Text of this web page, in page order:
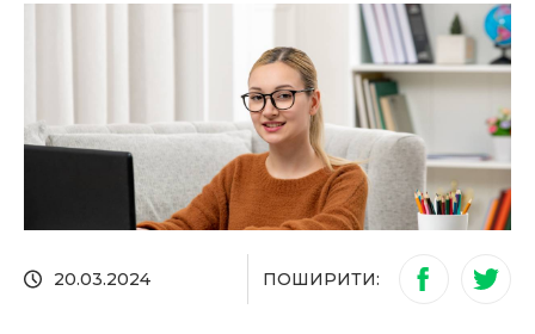
20.03.2024 ПОШИРИТИ: